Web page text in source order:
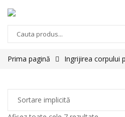
Prima pagină Ingrijirea corpului